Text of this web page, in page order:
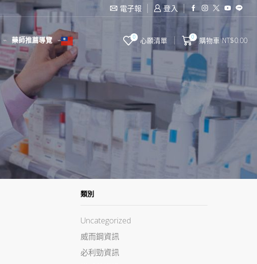
滿2000台幣免運費
電子報 登入
藥師推薦導覽 0 心願清單 0 購物車 NT$0.00
類別
Uncategorized
威而鋼資訊
必利勁資訊